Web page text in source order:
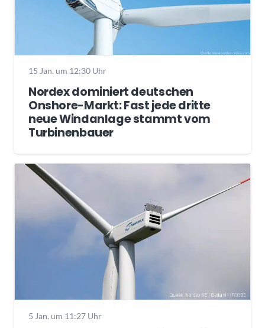
15 Jan. um 12:30 Uhr
Nordex dominiert deutschen
Onshore-Markt: Fast jede dritte
neue Windanlage stammt vom
Turbinenbauer
5 Jan. um 11:27 Uhr